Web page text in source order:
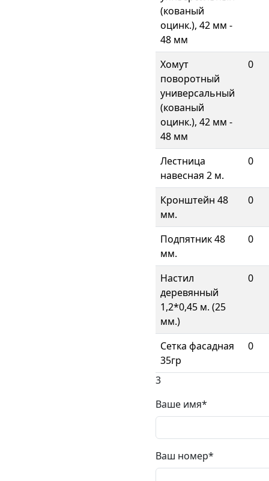
(кованый
оцинк.), 42 мм -
48 мм
Хомут
поворотный
универсальный
(кованый
оцинк.), 42 мм -
48 мм
0
Лестница
навесная 2 м.
0
Кронштейн 48
мм.
0
Подпятник 48
мм.
0
Настил
деревянный
1,2*0,45 м. (25
мм.)
0
Сетка фасадная
35гр
0
3
Ваше имя*
Ваш номер*